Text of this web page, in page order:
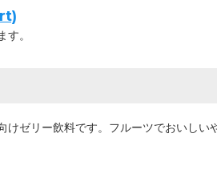
。
ゼリー飲料です。フルーツでおいしい